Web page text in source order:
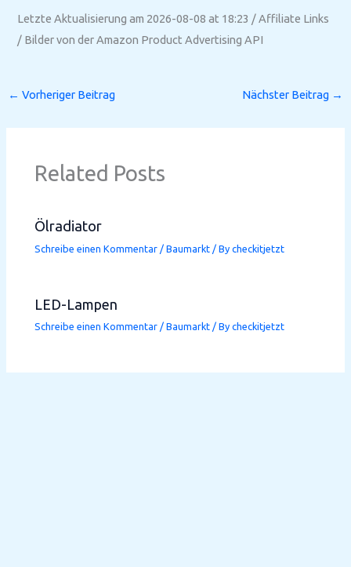
Letzte Aktualisierung am 2026-08-08 at 18:23 / Affiliate Links
/ Bilder von der Amazon Product Advertising API
← Vorheriger Beitrag Nächster Beitrag →
Related Posts
Ölradiator
Schreibe einen Kommentar /Baumarkt / Bycheckitjetzt
LED-Lampen
Schreibe einen Kommentar /Baumarkt / Bycheckitjetzt